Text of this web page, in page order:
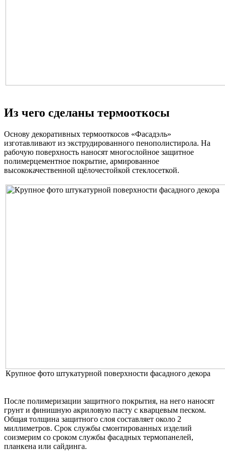
Из чего сделаны термооткосы
Основу декоративных термооткосов «Фасадэль»
изготавливают из экструдированного пенополистирола. На
рабочую поверхность наносят многослойное защитное
полимерцементное покрытие, армированное
высококачественной щёлочестойкой стеклосеткой.
Крупное фото штукатурной поверхности фасадного декора
После полимеризации защитного покрытия, на него наносят
грунт и финишную акриловую пасту с кварцевым песком.
Общая толщина защитного слоя составляет около 2
миллиметров. Срок службы смонтированных изделий
соизмерим со сроком службы фасадных термопанелей,
планкена или сайдинга.